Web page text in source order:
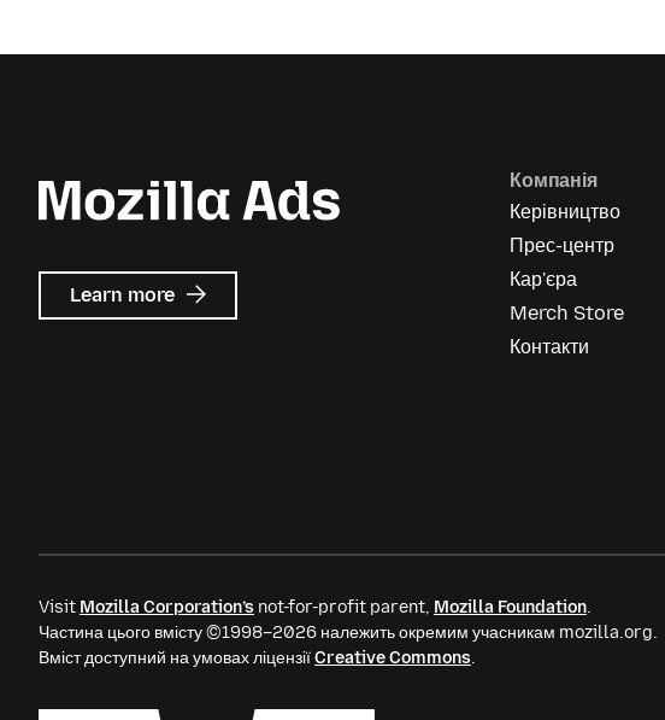
Learn more about
Mozilla
Компанія
Керівництво
Прес-центр
Кар'єра
Merch Store
Контакти
Visit Mozilla Corporation’s not-for-profit parent, Mozilla Foundation.
Частина цього вмісту ©1998–2026 належить окремим учасникам mozilla.org.
Вміст доступний на умовах ліцензіїCreative Commons.